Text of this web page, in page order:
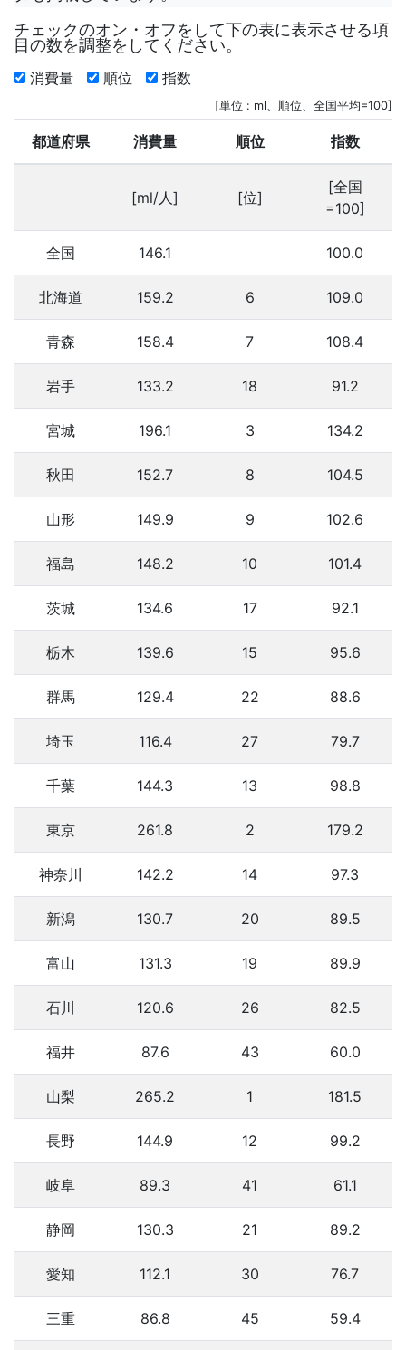
チェックのオン・オフをして下の表に表示させる項
目の数を調整をしてください。
消費量 順位 指数
[単位 : ml、順位、全国平均=100]
都道府県 消費量 順位 指数
[ml/人] [位]
[全国
=100]
全国 146.1 100.0
北海道 159.2 6 109.0
青森 158.4 7 108.4
岩手 133.2 18 91.2
宮城 196.1 3 134.2
秋田 152.7 8 104.5
山形 149.9 9 102.6
福島 148.2 10 101.4
茨城 134.6 17 92.1
栃木 139.6 15 95.6
群馬 129.4 22 88.6
埼玉 116.4 27 79.7
千葉 144.3 13 98.8
東京 261.8 2 179.2
神奈川 142.2 14 97.3
新潟 130.7 20 89.5
富山 131.3 19 89.9
石川 120.6 26 82.5
福井 87.6 43 60.0
山梨 265.2 1 181.5
長野 144.9 12 99.2
岐阜 89.3 41 61.1
静岡 130.3 21 89.2
愛知 112.1 30 76.7
三重 86.8 45 59.4